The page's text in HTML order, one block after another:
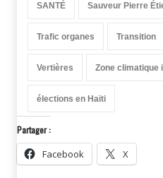
SANTÉ Sauveur Pierre
Trafic organes Transition
Vertières Zone climatique
élections en Haïti
Partager :
Facebook X